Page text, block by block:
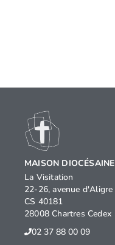
MAISON DIOCÉSAINE
La Visitation
22-26, avenue d'Aligre
CS 40181
28008 Chartres Cedex
02 37 88 00 09